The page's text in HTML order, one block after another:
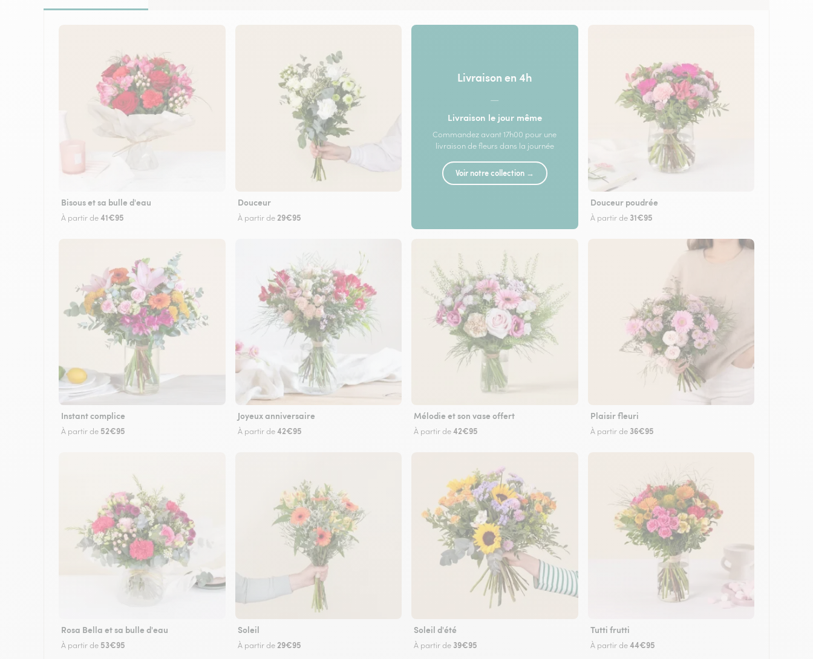
Bisous et sa bulle d'eau
À partir de41€95
Douceur
À partir de 29€95
Livraison en 4h
—
Livraison le jour même
Commandez avant 17h00 pour une
livraison de fleurs dans la journée
Voir notre collection →
Douceur poudrée
À partir de 31€95
Instant complice
À partir de 52€95
Joyeux anniversaire
À partir de42€95
Mélodie et son vase offert
À partir de42€95
Plaisir fleuri
À partir de 36€95
Rosa Bella et sa bulle d'eau
À partir de 53€95
Soleil
À partir de 29€95
Soleil d'été
À partir de 39€95
Tutti frutti
À partir de44€95